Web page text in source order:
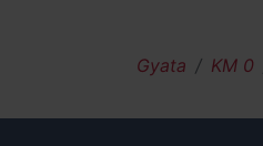
Gyata KM 0